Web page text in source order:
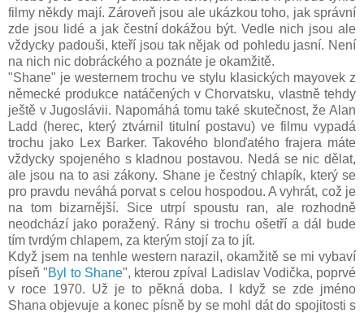
filmy někdy mají. Zároveň jsou ale ukázkou toho, jak správní
zde jsou lidé a jak čestní dokážou být. Vedle nich jsou ale
vždycky padouši, kteří jsou tak nějak od pohledu jasní. Není
na nich nic dobráckého a poznáte je okamžitě.
"Shane" je westernem trochu ve stylu klasických mayovek z
německé produkce natáčených v Chorvatsku, vlastně tehdy
ještě v Jugoslávii. Napomáhá tomu také skutečnost, že Alan
Ladd (herec, který ztvárnil titulní postavu) ve filmu vypadá
trochu jako Lex Barker. Takového blonďatého frajera máte
vždycky spojeného s kladnou postavou. Nedá se nic dělat,
ale jsou na to asi zákony. Shane je čestný chlapík, který se
pro pravdu neváhá porvat s celou hospodou. A vyhrát, což je
na tom bizarnější. Sice utrpí spoustu ran, ale rozhodně
neodchází jako poražený. Rány si trochu ošetří a dál bude
tím tvrdým chlapem, za kterým stojí za to jít.
Když jsem na tenhle western narazil, okamžitě se mi vybaví
píseň "Byl to Shane", kterou zpíval Ladislav Vodička, poprvé
v roce 1970. Už je to pěkná doba. I když se zde jméno
Shana objevuje a konec písně by se mohl dát do spojitosti s